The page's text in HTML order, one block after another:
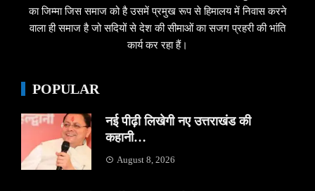
का जिम्मा जिस समाज को है उसमें प्रमुख रूप से हिमालय में निवास करने
वाला ही समाज है जो सदियों से देश की सीमाओं का सजग प्रहरी की भांति
कार्य कर रहा हैं।
POPULAR
नई पीढ़ी लिखेगी नए उत्तराखंड की
कहानी…
August 8, 2026